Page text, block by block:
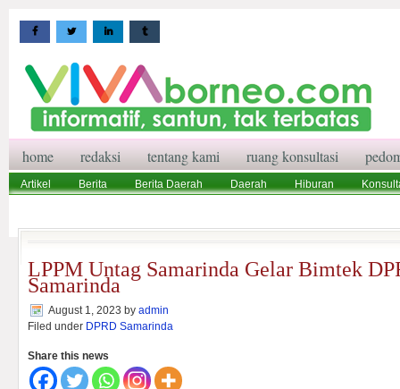
home redaksi tentang kami ruang konsultasi
Artikel Berita Berita Daerah Daerah Hiburan
LPPM Untag Samarinda Gelar Bimtek
Samarinda
August 1, 2023 by admin
Filed under DPRD Samarinda
Share this news